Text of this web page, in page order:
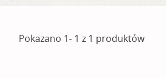
Pokazano 1- 1 z 1 produktów